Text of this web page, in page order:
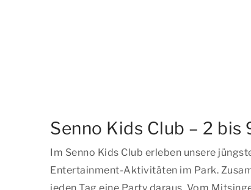
Senno Kids Club – 2 bis
Im Senno Kids Club erleben unsere
Entertainment-Aktivitäten im Park.